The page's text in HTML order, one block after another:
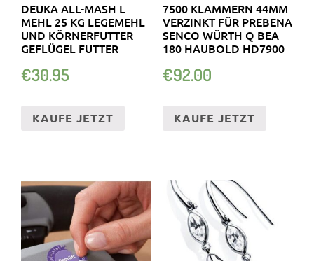
DEUKA ALL-MASH L
MEHL 25 KG LEGEMEHL
UND KÖRNERFUTTER
GEFLÜGEL FUTTER
€30.95
KAUFE JETZT
7500 KLAMMERN 44MM
VERZINKT FÜR PREBENA
SENCO WÜRTH Q BEA
180 HAUBOLD HD7900
KL-
€92.00
KAUFE JETZT